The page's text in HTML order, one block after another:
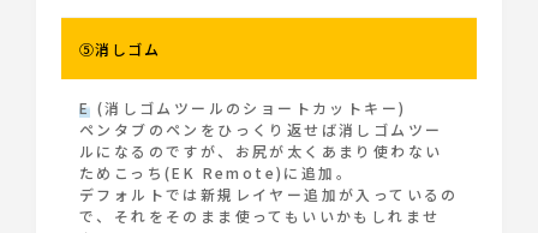
⑤消しゴム
E (消しゴムツールのショートカットキー)
ペンタブのペンをひっくり返せば消しゴムツー
ルになるのですが、お尻が太くあまり使わない
ためこっち(EK Remote)に追加。
デフォルトでは新規レイヤー追加が入っているの
で、それをそのまま使ってもいいかもしれませ